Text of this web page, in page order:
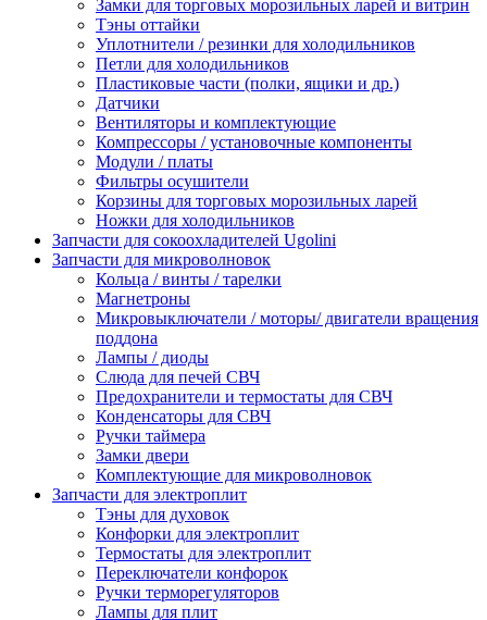
Замки для торговых морозильных ларей и витрин
Тэны оттайки
Уплотнители / резинки для холодильников
Петли для холодильников
Пластиковые части (полки, ящики и др.)
Датчики
Вентиляторы и комплектующие
Компрессоры / установочные компоненты
Модули / платы
Фильтры осушители
Корзины для торговых морозильных ларей
Ножки для холодильников
Запчасти для сокоохладителей Ugolini
Запчасти для микроволновок
Кольца / винты / тарелки
Магнетроны
Микровыключатели / моторы/ двигатели вращения
поддона
Лампы / диоды
Слюда для печей СВЧ
Предохранители и термостаты для СВЧ
Конденсаторы для СВЧ
Ручки таймера
Замки двери
Комплектующие для микроволновок
Запчасти для электроплит
Тэны для духовок
Конфорки для электроплит
Термостаты для электроплит
Переключатели конфорок
Ручки терморегуляторов
Лампы для плит